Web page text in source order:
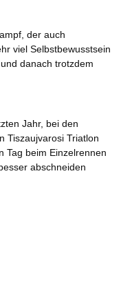
der auch
viel Selbstbewusstsein
danach trotzdem
Jahr, bei den
Tiszaujvarosi Triatlon
Tag beim Einzelrennen
abschneiden